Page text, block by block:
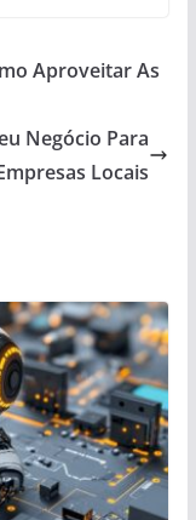
Aproveitar As
Negócio Para
Locais